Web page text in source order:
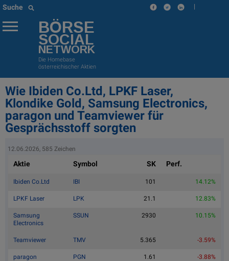
Suche |
BÖRSE
SOCIAL
NETWORK
Die Homebase
österreichischer Aktien
Wie Ibiden Co.Ltd, LPKF Laser,
Klondike Gold, Samsung Electronics,
paragon und Teamviewer für
Gesprächsstoff sorgten
12.06.2026, 585 Zeichen
Aktie Symbol SK Perf.
Ibiden Co.Ltd IBI 101 14.12%
LPKF Laser LPK 21.1 12.83%
Samsung
Electronics
SSUN 2930 10.15%
Teamviewer TMV 5.365 -3.59%
paragon PGN 1.61 -3.88%